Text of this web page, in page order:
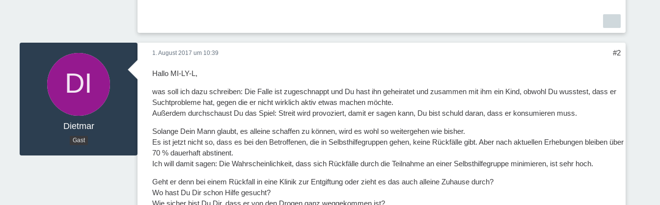
Dietmar
Gast
1. August 2017 um 10:39 #2
Hallo MI-LY-L,
was soll ich dazu schreiben: Die Falle ist zugeschnappt und Du hast ihn geheiratet und zusammen mit ihm ein Kind, obwohl Du wusstest, dass er
Suchtprobleme hat, gegen die er nicht wirklich aktiv etwas machen möchte.
Außerdem durchschaust Du das Spiel: Streit wird provoziert, damit er sagen kann, Du bist schuld daran, dass er konsumieren muss.
Solange Dein Mann glaubt, es alleine schaffen zu können, wird es wohl so weitergehen wie bisher.
Es ist jetzt nicht so, dass es bei den Betroffenen, die in Selbsthilfegruppen gehen, keine Rückfälle gibt. Aber nach aktuellen Erhebungen bleiben über
70 % dauerhaft abstinent.
Ich will damit sagen: Die Wahrscheinlichkeit, dass sich Rückfälle durch die Teilnahme an einer Selbsthilfegruppe minimieren, ist sehr hoch.
Geht er denn bei einem Rückfall in eine Klinik zur Entgiftung oder zieht es das auch alleine Zuhause durch?
Wo hast Du Dir schon Hilfe gesucht?
Wie sicher bist Du Dir, dass er von den Drogen ganz weggekommen ist?